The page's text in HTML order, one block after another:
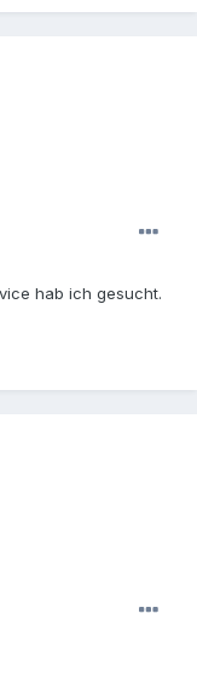
hab ich gesucht.